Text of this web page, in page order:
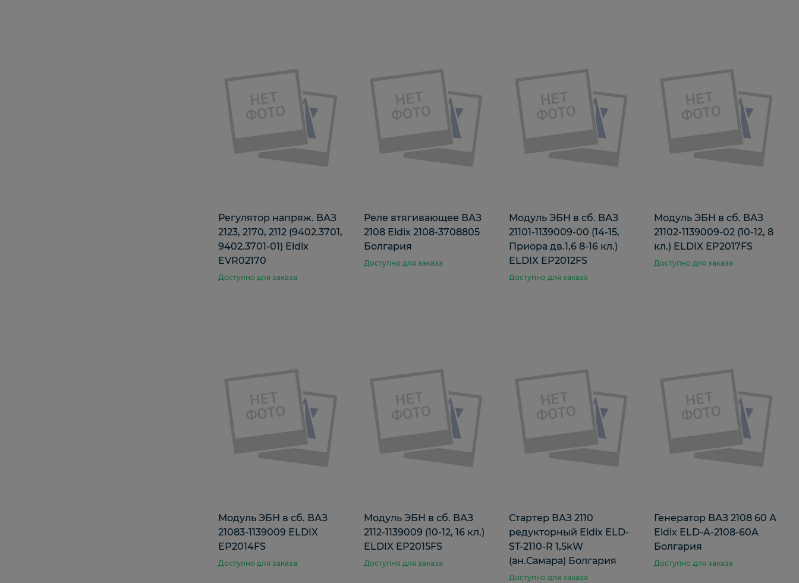
Регулятор напряж. ВАЗ
2123, 2170, 2112 (9402.3701,
9402.3701-01) Eldix
EVR02170
Доступно для заказа
Реле втягивающее ВАЗ
2108 Eldix 2108-3708805
Болгария
Доступно для заказа
Модуль ЭБН в сб. ВАЗ
21101-1139009-00 (14-15,
Приора дв.1,6 8-16 кл.)
ELDIX EP2012FS
Доступно для заказа
Модуль ЭБН в сб. ВАЗ
21102-1139009-02 (10-12, 8
кл.) ELDIX EP2017FS
Доступно для заказа
Модуль ЭБН в сб. ВАЗ
21083-1139009 ELDIX
EP2014FS
Доступно для заказа
Модуль ЭБН в сб. ВАЗ
2112-1139009 (10-12, 16 кл.)
ELDIX EP2015FS
Доступно для заказа
Стартер ВАЗ 2110
редукторный Eldix ELD-
ST-2110-R 1,5kW
(ан.Самара) Болгария
Доступно для заказа
Генератор ВАЗ 2108 60 А
Eldix ELD-A-2108-60A
Болгария
Доступно для заказа